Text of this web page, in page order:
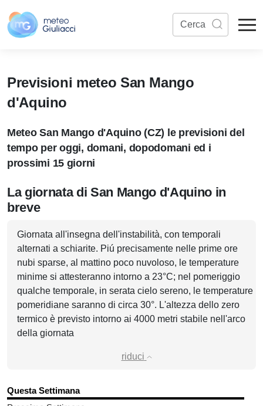
Previsioni meteo San Mango
d'Aquino
Meteo San Mango d'Aquino (CZ) le previsioni del
tempo per oggi, domani, dopodomani ed i
prossimi 15 giorni
La giornata di San Mango d'Aquino in
breve
Giornata all'insegna dell'instabilità, con temporali
alternati a schiarite. Piú precisamente nelle prime ore
nubi sparse, al mattino poco nuvoloso, le temperature
minime si attesteranno intorno a 23°C; nel pomeriggio
qualche temporale, in serata cielo sereno, le temperature
pomeridiane saranno di circa 30°. L'altezza dello zero
termico è previsto intorno ai 4000 metri stabile nell'arco
della giornata
riduci
Questa Settimana